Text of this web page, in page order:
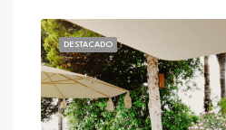
DESTACADO